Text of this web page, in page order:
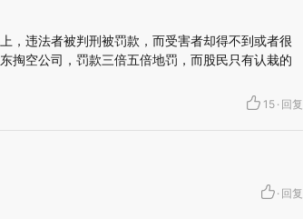
，违法者被判刑被罚款，而受害者却得不到或者很
掏空公司，罚款三倍五倍地罚，而股民只有认栽的
15 · 回复
· 回复